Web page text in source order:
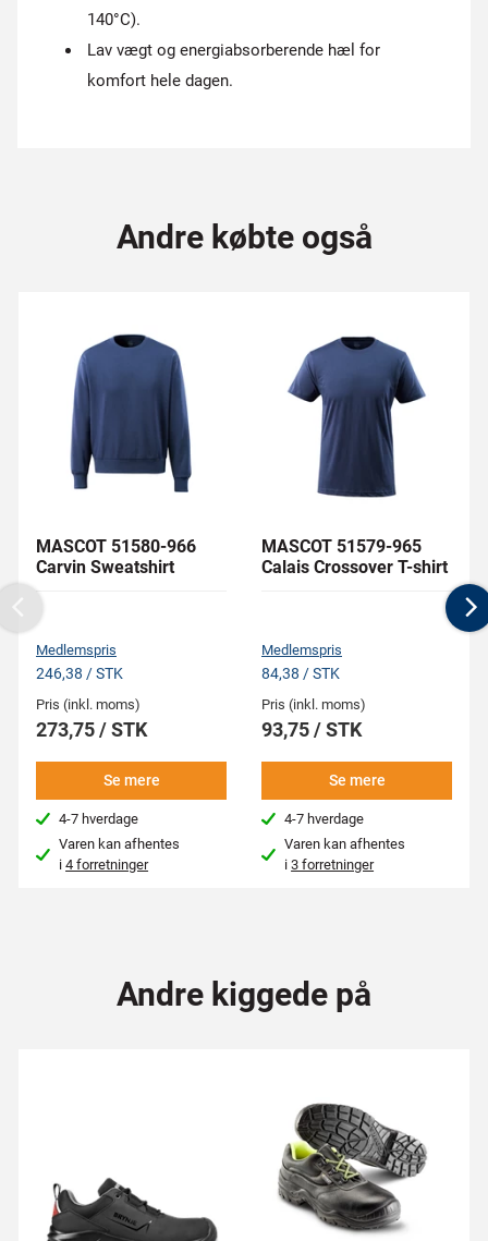
140°C).
Lav vægt og energiabsorberende hæl for
komfort hele dagen.
Andre købte også
MASCOT 51580-966
Carvin Sweatshirt
Medlemspris
246,38 / STK
Pris (inkl. moms)
273,75 / STK
Se mere
4-7 hverdage
Varen kan afhentes
i4 forretninger
MASCOT 51579-965
Calais Crossover T-shirt
Medlemspris
84,38 / STK
Pris (inkl. moms)
93,75 / STK
Se mere
4-7 hverdage
Varen kan afhentes
i3 forretninger
Previous
Andre kiggede på